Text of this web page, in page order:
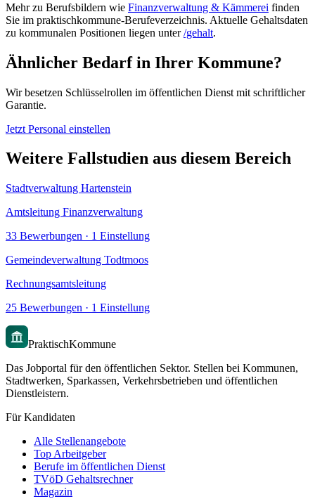
Mehr zu Berufsbildern wie Finanzverwaltung & Kämmerei finden
Sie im praktischkommune-Berufeverzeichnis. Aktuelle Gehaltsdaten
zu kommunalen Positionen liegen unter/gehalt.
Ähnlicher Bedarf in Ihrer Kommune?
Wir besetzen Schlüsselrollen im öffentlichen Dienst mit schriftlicher
Garantie.
Jetzt Personal einstellen
Weitere Fallstudien aus diesem Bereich
Stadtverwaltung Hartenstein
Amtsleitung Finanzverwaltung
33 Bewerbungen · 1 Einstellung
Gemeindeverwaltung Todtmoos
Rechnungsamtsleitung
25 Bewerbungen · 1 Einstellung
PraktischKommune
Das Jobportal für den öffentlichen Sektor. Stellen bei Kommunen,
Stadtwerken, Sparkassen, Verkehrsbetrieben und öffentlichen
Dienstleistern.
Für Kandidaten
Alle Stellenangebote
Top Arbeitgeber
Berufe im öffentlichen Dienst
TVöD Gehaltsrechner
Magazin